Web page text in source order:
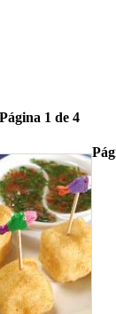
Página 1 de 4